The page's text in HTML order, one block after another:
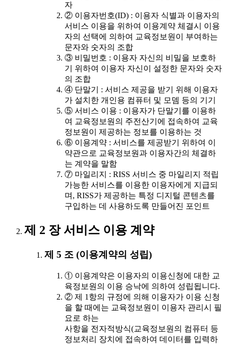
자
② 이용자번호(ID) : 이용자 식별과 이용자의
서비스 이용을 위하여 이용계약 체결시 이용
자의 선택에 의하여 교육정보원이 부여하는
문자와 숫자의 조합
③ 비밀번호 : 이용자 자신의 비밀을 보호하
기 위하여 이용자 자신이 설정한 문자와 숫자
의 조합
④ 단말기 : 서비스 제공을 받기 위해 이용자
가 설치한 개인용 컴퓨터 및 모뎀 등의 기기
⑤ 서비스 이용 : 이용자가 단말기를 이용하
여 교육정보원의 주전산기에 접속하여 교육
정보원이 제공하는 정보를 이용하는 것
⑥ 이용계약 : 서비스를 제공받기 위하여 이
약관으로 교육정보원과 이용자간의 체결하
는 계약을 말함
⑦ 마일리지 : RISS 서비스 중 마일리지 적립
가능한 서비스를 이용한 이용자에게 지급되
며, RISS가 제공하는 특정 디지털 콘텐츠를
구입하는 데 사용하도록 만들어진 포인트
제 2 장 서비스 이용 계약
제 5 조 (이용계약의 성립)
① 이용계약은 이용자의 이용신청에 대한 교
육정보원의 이용 승낙에 의하여 성립됩니다.
② 제 1항의 규정에 의해 이용자가 이용 신청
을 할 때에는 교육정보원이 이용자 관리시 필
요로 하는
사항을 전자적방식(교육정보원의 컴퓨터 등
정보처리 장치에 접속하여 데이터를 입력하